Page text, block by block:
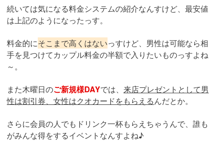
続いては気になる料金システムの紹介なんすけど、最安値
は上記のようになったっす。
料金的にそこまで高くはないっすけど、男性は可能なら相
手を見つけてカップル料金の半額で入りたいものっすよね
～。
また木曜日のご新規様DAYでは、 来店プレゼントとして男
性は割引券、女性はクオカードをもらえるんだとか。
さらに会員の人でもドリンク一杯もらえちゃうんで、誰も
がみんな得をするイベントなんすよね♪